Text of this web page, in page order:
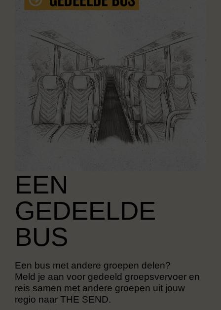
EEN
GEDEELDE
BUS
Een bus met andere groepen delen?
Meld je aan voor gedeeld groepsvervoer en
reis samen met andere groepen uit jouw
regio naar THE SEND.